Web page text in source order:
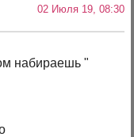
02 Июля 19, 08:30
набираешь "